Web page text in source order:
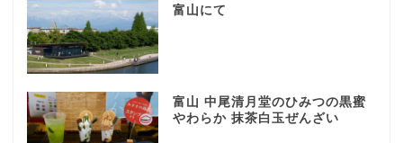
富山にて
富山 中尾清月堂のひみつの黒蜜
やわらか 抹茶白玉ぜんざい